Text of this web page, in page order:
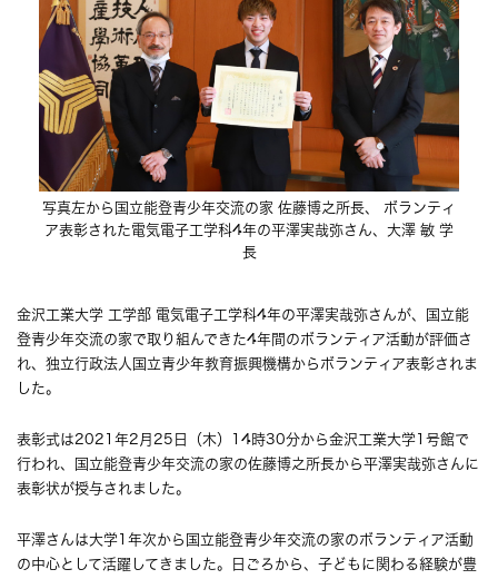
写真左から国立能登青少年交流の家 佐藤博之所長、 ボランティ
ア表彰された電気電子工学科4年の平澤実哉弥さん、大澤 敏 学
長
金沢工業大学 工学部 電気電子工学科4年の平澤実哉弥さんが、国立能
登青少年交流の家で取り組んできた4年間のボランティア活動が評価さ
れ、独立行政法人国立青少年教育振興機構からボランティア表彰されま
した。
表彰式は2021年2月25日（木）14時30分から金沢工業大学1号館で
行われ、国立能登青少年交流の家の佐藤博之所長から平澤実哉弥さんに
表彰状が授与されました。
平澤さんは大学1年次から国立能登青少年交流の家のボランティア活動
の中心として活躍してきました。日ごろから、子どもに関わる経験が豊